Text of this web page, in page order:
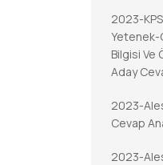
2023-
Yetenek-
Bilgisi Ve
Aday
2023-
Cevap
2023-